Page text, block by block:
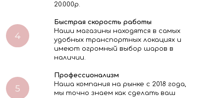
20.000р.
Быстрая скорость работы
Наши магазины находятся в самых
удобных транспортных локациях и
имеют огромный выбор шаров в
наличии.
Профессионализм
Наша компания на рынке с 2018 года,
мы точно знаем как сделать ваш